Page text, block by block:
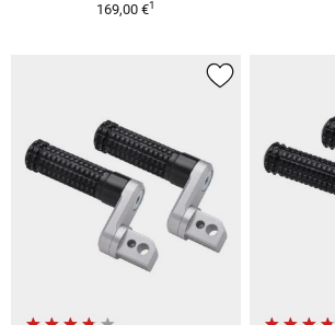
169,00 €1